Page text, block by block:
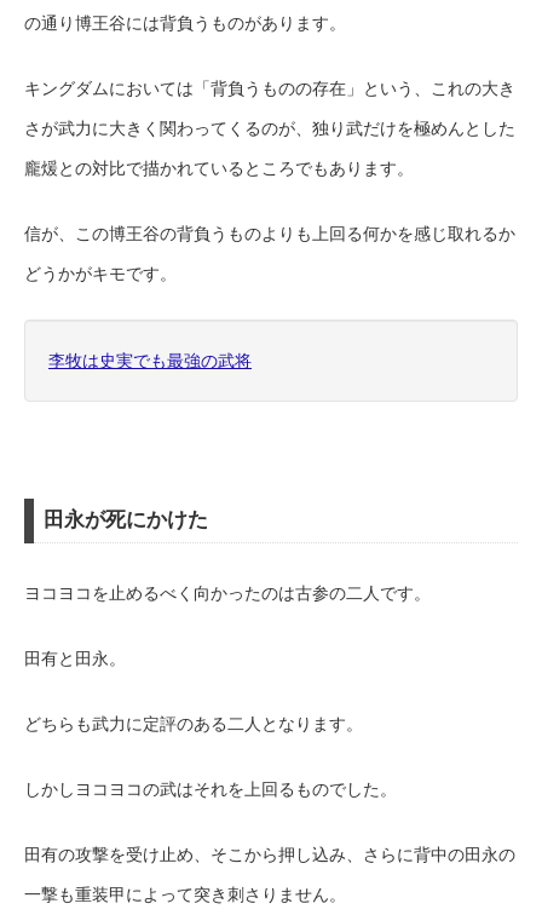
の通り博王谷には背負うものがあります。
キングダムにおいては「背負うものの存在」という、これの大き
さが武力に大きく関わってくるのが、独り武だけを極めんとした
龐煖との対比で描かれているところでもあります。
信が、この博王谷の背負うものよりも上回る何かを感じ取れるか
どうかがキモです。
李牧は史実でも最強の武将
田永が死にかけた
ヨコヨコを止めるべく向かったのは古参の二人です。
田有と田永。
どちらも武力に定評のある二人となります。
しかしヨコヨコの武はそれを上回るものでした。
田有の攻撃を受け止め、そこから押し込み、さらに背中の田永の
一撃も重装甲によって突き刺さりません。